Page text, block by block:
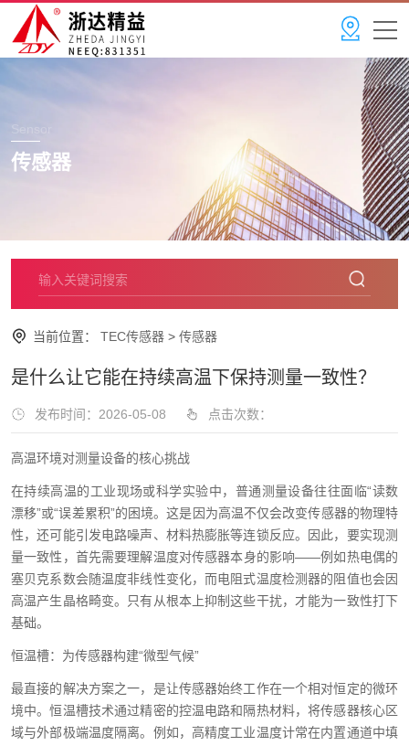
Sensor
传感器
当前位置： TEC传感器 > 传感器
是什么让它能在持续高温下保持测量一致性？
发布时间：2026-05-08 点击次数：
高温环境对测量设备的核心挑战
在持续高温的工业现场或科学实验中，普通测量设备往往面临“读数
漂移”或“误差累积”的困境。这是因为高温不仅会改变传感器的物理特
性，还可能引发电路噪声、材料热膨胀等连锁反应。因此，要实现测
量一致性，首先需要理解温度对传感器本身的影响——例如热电偶的
塞贝克系数会随温度非线性变化，而电阻式温度检测器的阻值也会因
高温产生晶格畸变。只有从根本上抑制这些干扰，才能为一致性打下
基础。
恒温槽：为传感器构建“微型气候”
最直接的解决方案之一，是让传感器始终工作在一个相对恒定的微环
境中。恒温槽技术通过精密的控温电路和隔热材料，将传感器核心区
域与外部极端温度隔离。例如，高精度工业温度计常在内置通道中填